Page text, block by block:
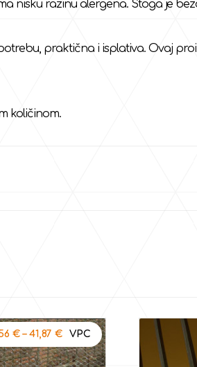
nisku razinu alergena. Stoga je
praktična i isplativa. Ovaj
količinom.
€ –41,87€